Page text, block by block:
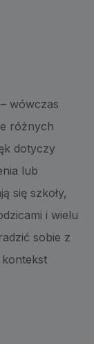
wówczas
różnych
dotyczy
lub
się szkoły,
i wielu
sobie z